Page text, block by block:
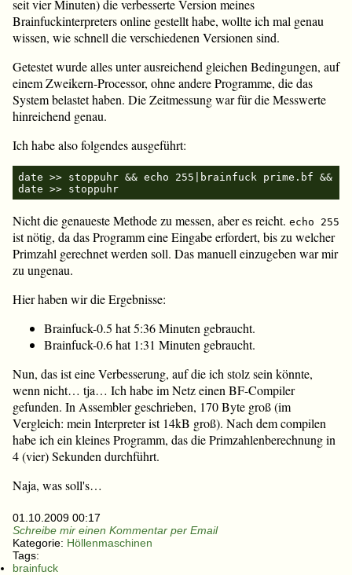
seit vier Minuten) die verbesserte Version meines
Brainfuckinterpreters online gestellt habe, wollte ich mal genau
wissen, wie schnell die verschiedenen Versionen sind.
Getestet wurde alles unter ausreichend gleichen Bedingungen, auf
einem Zweikern-Processor, ohne andere Programme, die das
System belastet haben. Die Zeitmessung war für die Messwerte
hinreichend genau.
Ich habe also folgendes ausgeführt:
date >> stoppuhr && echo 255|brainfuck prime.bf &&
date >> stoppuhr
Nicht die genaueste Methode zu messen, aber es reicht. echo 255
ist nötig, da das Programm eine Eingabe erfordert, bis zu welcher
Primzahl gerechnet werden soll. Das manuell einzugeben war mir
zu ungenau.
Hier haben wir die Ergebnisse:
Brainfuck-0.5 hat 5:36 Minuten gebraucht.
Brainfuck-0.6 hat 1:31 Minuten gebraucht.
Nun, das ist eine Verbesserung, auf die ich stolz sein könnte,
wenn nicht… tja… Ich habe im Netz einen BF-Compiler
gefunden. In Assembler geschrieben, 170 Byte groß (im
Vergleich: mein Interpreter ist 14kB groß). Nach dem compilen
habe ich ein kleines Programm, das die Primzahlenberechnung in
4 (vier) Sekunden durchführt.
Naja, was soll's…
01.10.2009 00:17
Schreibe mir einen Kommentar per Email
Kategorie: Höllenmaschinen
Tags:
brainfuck